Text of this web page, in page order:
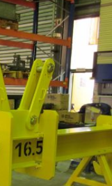
DE MACHINE AUX